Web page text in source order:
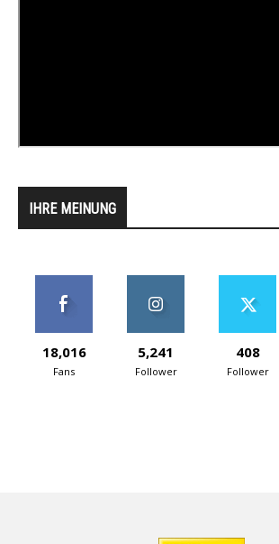
IHRE MEINUNG
18,016
Fans
5,241
Follower
408
Follower